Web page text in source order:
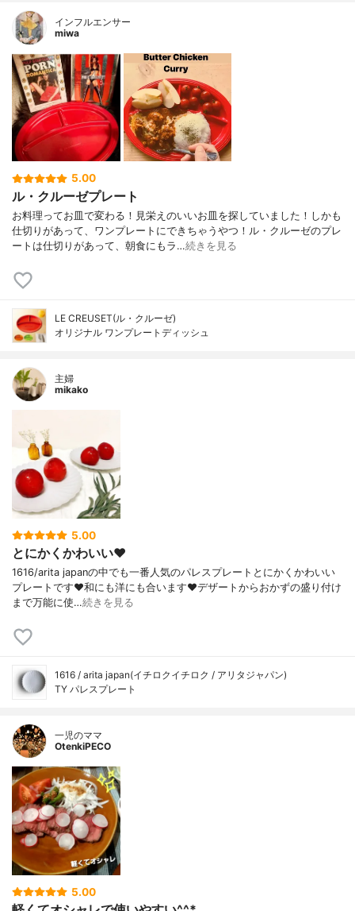
インフルエンサー
miwa
5.00
ル・クルーゼプレート
お料理ってお皿で変わる！見栄えのいいお皿を探していました！しかも
仕切りがあって、ワンプレートにできちゃうやつ！ル・クルーゼのプレ
ートは仕切りがあって、朝食にもラ…続きを見る
LE CREUSET(ル・クルーゼ)
オリジナル ワンプレートディッシュ
主婦
mikako
5.00
とにかくかわいい❤️
1616/arita japanの中でも一番人気のパレスプレートとにかくかわいい
プレートです❤️和にも洋にも合います❤️デザートからおかずの盛り付け
まで万能に使…続きを見る
1616 / arita japan(イチロクイチロク / アリタジャパン)
TY パレスプレート
一児のママ
OtenkiPECO
5.00